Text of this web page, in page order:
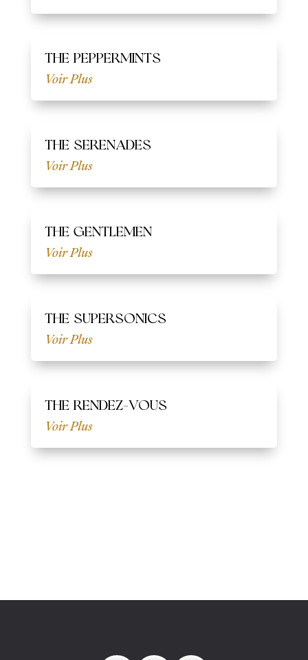
THE PEPPERMINTS
Voir Plus
THE SERENADES
Voir Plus
THE GENTLEMEN
Voir Plus
THE SUPERSONICS
Voir Plus
THE RENDEZ-VOUS
Voir Plus